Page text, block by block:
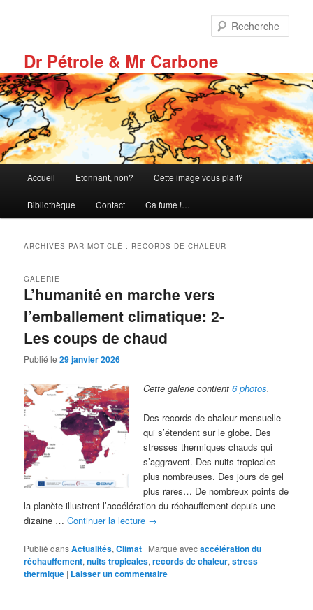
Dr Pétrole & Mr Carbone
principal
Accueil Etonnant, non? Cette image vous plaît?
Bibliothèque Contact Ca fume !…
ARCHIVES PAR MOT-CLÉ : RECORDS DE CHALEUR
L’humanité en marche vers
l’emballement climatique: 2-
Les coups de chaud
GALERIE
Publié le29 janvier 2026
Cette galerie contient6 photos.
Des records de chaleur mensuelle
qui s’étendent sur le globe. Des
stresses thermiques chauds qui
s’aggravent. Des nuits tropicales
plus nombreuses. Des jours de gel
plus rares… De nombreux points de
la planète illustrent l’accélération du réchauffement depuis une
dizaine …Continuer la lecture →
Publié dansActualités,Climat | Marqué avecaccélération du
réchauffement,nuits tropicales,records de chaleur,stress
thermique | Laisser un commentaire